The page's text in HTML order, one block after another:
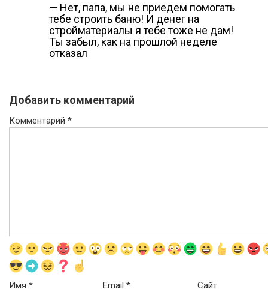
— Нет, папа, мы не приедем помогать
тебе строить баню! И денег на
стройматериалы я тебе тоже не дам!
Ты забыл, как на прошлой неделе
отказал
Добавить комментарий
Комментарий *
Имя * Email* Сайт